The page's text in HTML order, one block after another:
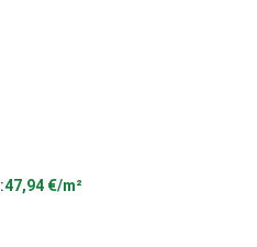
:47,94 €/m²